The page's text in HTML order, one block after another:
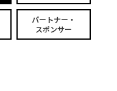
パートナー・
スポンサー